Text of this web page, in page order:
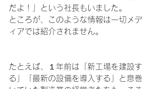
だよ！」という社長もいました。
ところが、このような情報は一切メデ
ィアでは紹介されません。
たとえば、１年前は「新工場を建設す
る」「最新の設備を導入する」と息巻